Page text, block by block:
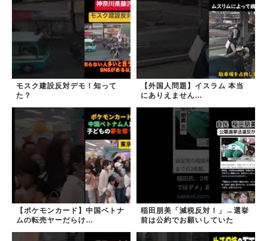
モスク建設反対デモ！知って
た？
【外国人問題】イスラム 本当
にありえません…
【ポケモンカード】中国ベトナ
ムの転売ヤーだらけ…
稲田朋美「減税反対！」→選挙
前は公約でお願いしていた